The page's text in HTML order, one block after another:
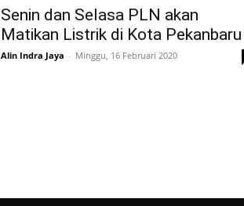
Senin dan Selasa PLN akan
Matikan Listrik di Kota Pekanbaru
Alin Indra Jaya - Minggu, 16 Februari 2020